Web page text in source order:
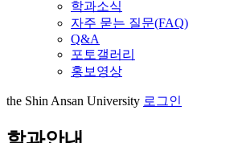
학과소식
자주 묻는 질문(FAQ)
Q&A
포토갤러리
홍보영상
the Shin Ansan University 로그인
학과안내